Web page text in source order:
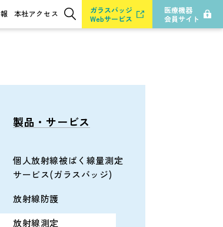
本社アクセス
ガラスバッジ
Webサービス
医療機器
会員サイト
製品・サービス
個人放射線被ばく線量測定
サービス(ガラスバッジ)
放射線防護
放射線測定